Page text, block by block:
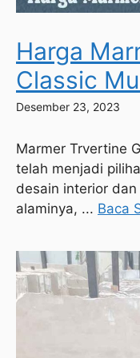
Harga
Classic
Desember 23, 2023
Marmer Trvertine
telah menjadi
desain interior
alaminya, ... Baca